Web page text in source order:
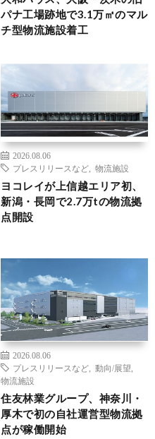
パナ工場跡地で3.1万㎡のマル
チ型物流施設着工
2026.08.06
プレスリリースなど
物流施設
ヨコレイが上信越エリア初、
新潟・長岡で2.7万tの物流拠
点開設
2026.08.06
プレスリリースなど
動向/展望
物流施設
住友林業グループ、神奈川・
厚木で初の自社運営型物流拠
点が稼働開始